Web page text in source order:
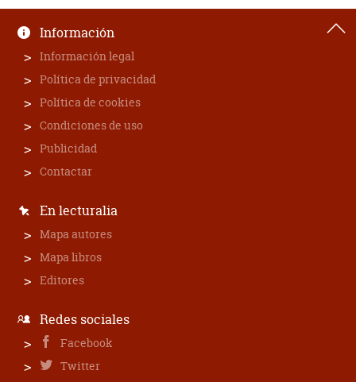
Información
Información legal
Política de privacidad
Política de cookies
Condiciones de uso
Publicidad
Contactar
En lecturalia
Mapa autores
Mapa libros
Editores
Redes sociales
Facebook
Twitter